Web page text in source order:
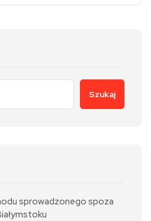
Szukaj
sprowadzonego spoza